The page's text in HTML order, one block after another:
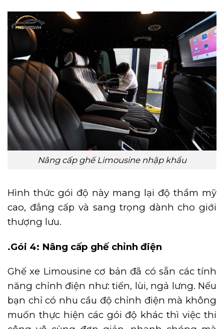
Nâng cấp ghế Limousine nhập khẩu
Hình thức gói độ này mang lại độ thẩm mỹ
cao, đẳng cấp và sang trọng dành cho giới
thượng lưu.
.Gói 4: Nâng cấp ghế chỉnh điện
Ghế xe Limousine cơ bản đã có sẵn các tính
năng chỉnh điện như: tiến, lùi, ngả lưng. Nếu
bạn chỉ có nhu cầu độ chỉnh điện mà không
muốn thực hiện các gói độ khác thì việc thi